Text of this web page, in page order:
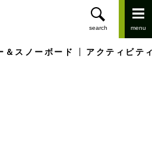
＆スノーボード アクティビテ